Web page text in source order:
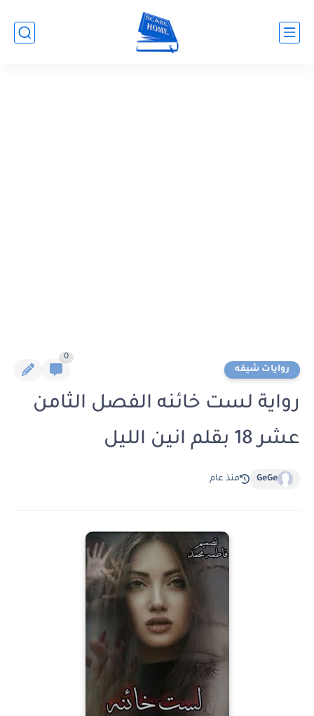
روايات شيقه
0
رواية لست خائنه الفصل الثامن
عشر 18 بقلم انين الليل
GeGe منذ عام